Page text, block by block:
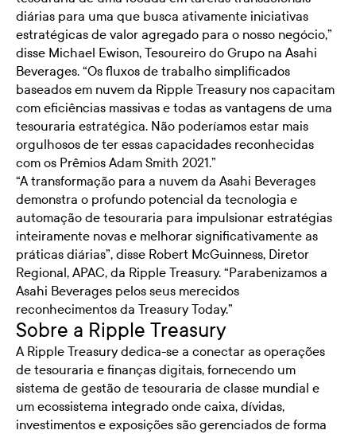
diárias para uma que busca ativamente iniciativas
estratégicas de valor agregado para o nosso negócio,”
disse Michael Ewison, Tesoureiro do Grupo na Asahi
Beverages. “Os fluxos de trabalho simplificados
baseados em nuvem da Ripple Treasury nos capacitam
com eficiências massivas e todas as vantagens de uma
tesouraria estratégica. Não poderíamos estar mais
orgulhosos de ter essas capacidades reconhecidas
com os Prêmios Adam Smith 2021.”
“A transformação para a nuvem da Asahi Beverages
demonstra o profundo potencial da tecnologia e
automação de tesouraria para impulsionar estratégias
inteiramente novas e melhorar significativamente as
práticas diárias”, disse Robert McGuinness, Diretor
Regional, APAC, da Ripple Treasury. “Parabenizamos a
Asahi Beverages pelos seus merecidos
reconhecimentos da Treasury Today.”
Sobre a Ripple Treasury
A Ripple Treasury dedica-se a conectar as operações
de tesouraria e finanças digitais, fornecendo um
sistema de gestão de tesouraria de classe mundial e
um ecossistema integrado onde caixa, dívidas,
investimentos e exposições são gerenciados de forma